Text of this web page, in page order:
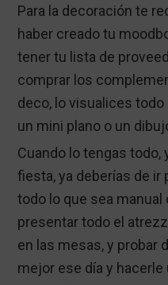
Para la decoración te
haber creado tu
tener tu lista de
comprar los
deco, lo visualices
un mini plano o un
Cuando lo tengas todo,
fiesta, ya deberías de ir
todo lo que sea manual
presentar todo el
en las mesas, y probar
mejor ese día y